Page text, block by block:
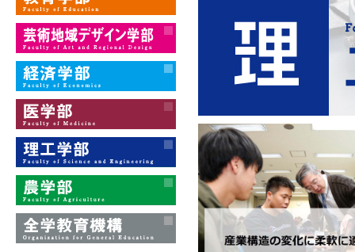
教育学部
芸術地域デザイン学部
経済学部
医学部
理工学部
農学部